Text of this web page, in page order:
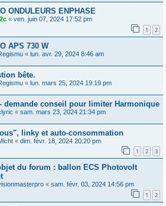
ONDULEURS ENPHASE
« ven. juin 07, 2024 17:52 pm
1 2
APS 730 W
« lun. avr. 29, 2024 8:46 am
bête.
« lun. mars 25, 2024 19:19 pm
demande conseil pour limiter Harmonique
« sam. mars 23, 2024 21:34 pm
linky et auto-consommation
« dim. févr. 18, 2024 20:20 pm
1 2 3
du forum : ballon ECS Photovolt
« sam. févr. 03, 2024 14:56 pm
1 2